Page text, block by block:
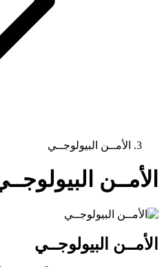
الأمــن البيولوجــي
الأمــن
الأمــن البيولوجــي